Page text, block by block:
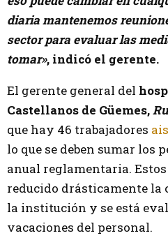
diaria mantenemos
sector para evaluar las
tomar», indicó el gerente.
El gerente general del
Castellanos de Güemes,
que hay 46 trabajadores
lo que se deben sumar los
anual reglamentaria.
reducido drásticamente la
la institución y se está
vacaciones del personal.